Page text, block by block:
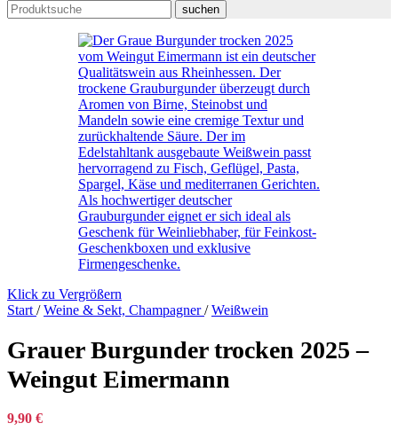
suchen
Klick zu Vergrößern
Start / Weine & Sekt, Champagner/ Weißwein
Grauer Burgunder trocken 2025 –
Weingut Eimermann
9,90 €